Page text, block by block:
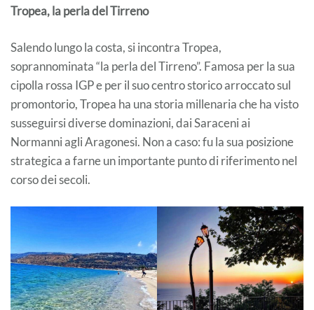
Tropea, la perla del Tirreno
Salendo lungo la costa, si incontra Tropea,
soprannominata “la perla del Tirreno”. Famosa per la sua
cipolla rossa IGP e per il suo centro storico arroccato sul
promontorio, Tropea ha una storia millenaria che ha visto
susseguirsi diverse dominazioni, dai Saraceni ai
Normanni agli Aragonesi. Non a caso: fu la sua posizione
strategica a farne un importante punto di riferimento nel
corso dei secoli.